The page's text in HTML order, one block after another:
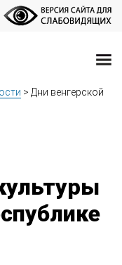
> Дни венгерской